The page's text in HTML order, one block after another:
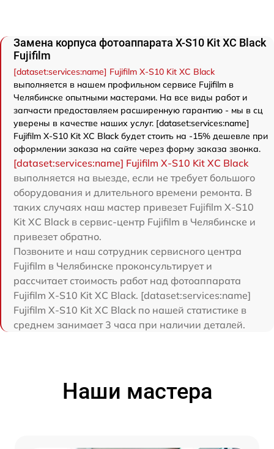
Замена корпуса фотоаппарата X-S10 Kit XC Black
Fujifilm
[dataset:services:name] Fujifilm X-S10 Kit XC Black
выполняется в нашем профильном сервисе Fujifilm в
Челябинске опытными мастерами. На все виды работ и
запчасти предоставляем расширенную гарантию - мы в сц
уверены в качестве наших услуг. [dataset:services:name]
Fujifilm X-S10 Kit XC Black будет стоить на -15% дешевле при
оформлении заказа на сайте через форму заказа звонка.
[dataset:services:name] Fujifilm X-S10 Kit XC Black
выполняется на выезде, если не требует большого
оборудования и длительного времени ремонта. В
таких случаях наш мастер привезет Fujifilm X-S10
Kit XC Black в сервис-центр Fujifilm в Челябинске и
привезет обратно.
Позвоните и наш сотрудник сервисного центра
Fujifilm в Челябинске проконсультирует и
рассчитает стоимость работ над фотоаппарата
Fujifilm X-S10 Kit XC Black. [dataset:services:name]
Fujifilm X-S10 Kit XC Black по нашей статистике в
среднем занимает 3 часа при наличии деталей.
Наши мастера